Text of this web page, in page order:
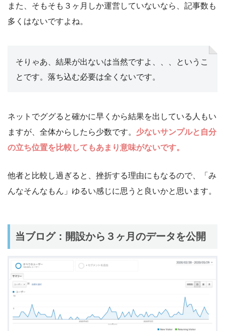
また、そもそも３ヶ月しか運営していないなら、記事数も
多くはないですよね。
そりゃあ、結果が出ないは当然ですよ、、、というこ
とです。落ち込む必要は全くないです。
ネットでググると確かに早くから結果を出している人もい
ますが、全体からしたら少数です。 少ないサンプルと自分
の立ち位置を比較してもあまり意味がないです。
他者と比較し過ぎると、挫折する理由にもなるので、「み
んなそんなもん」ゆるい感じに思うと良いかと思います。
当ブログ：開設から３ヶ月のデータを公開